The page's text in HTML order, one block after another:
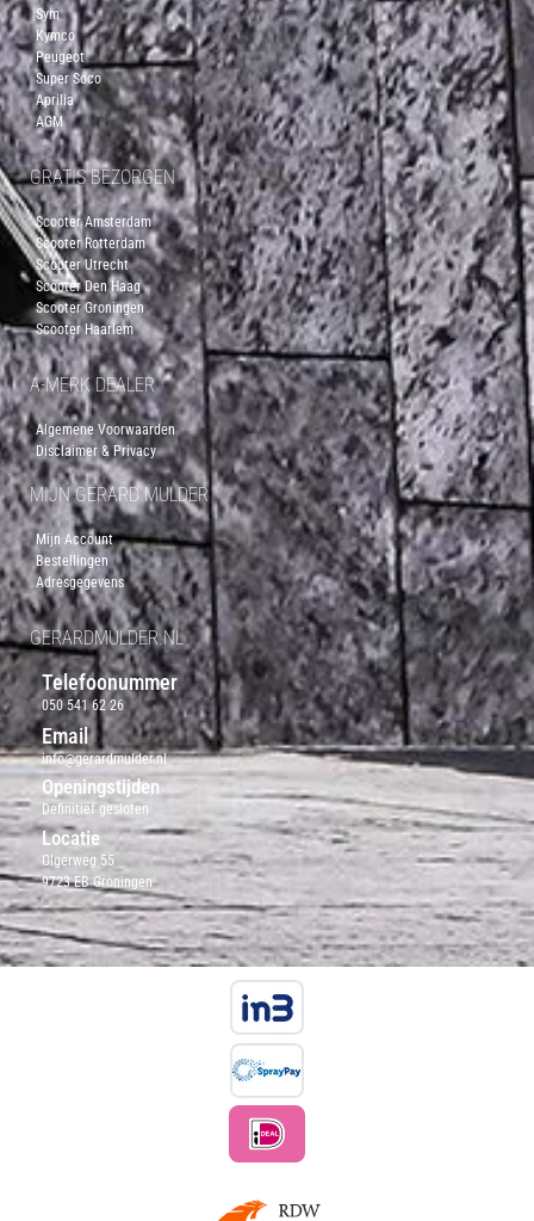
Sym
Kymco
Peugeot
Super Soco
Aprilia
AGM
GRATIS BEZORGEN
Scooter Amsterdam
Scooter Rotterdam
Scooter Utrecht
Scooter Den Haag
Scooter Groningen
Scooter Haarlem
A-MERK DEALER
Algemene Voorwaarden
Disclaimer & Privacy
MIJN GERARD MULDER
Mijn Account
Bestellingen
Adresgegevens
GERARDMULDER.NL
Telefoonummer
050 541 62 26
Email
info@gerardmulder.nl
Openingstijden
Definitief gesloten
Locatie
Olgerweg 55
9723 EB Groningen